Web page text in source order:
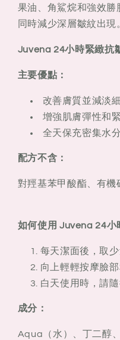
果油、角鯊烷和強效勝
同時減少深層皺紋出現
Juvena 24小時緊緻抗
主要優點：
改善膚質並減淡
增強肌膚彈性和
全天保充密集水
配方不含：
對羥基苯甲酸酯、有機
如何使用 Juvena 24小
每天潔面後，取少
向上輕輕按摩臉部
白天使用時，請隨
成分：
Aqua（水）、丁二醇